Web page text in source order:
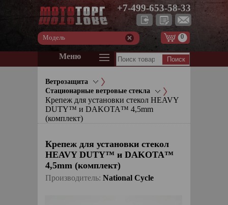
+7-499-653-58-33
Модель 0
Меню
Ветрозащита
Стационарные ветровые стекла
Крепеж для установки стекол HEAVY
DUTY™ и DAKOTA™ 4,5mm
(комплект)
Крепеж для установки стекол
HEAVY DUTY™ и DAKOTA™
4,5mm (комплект)
Производитель: National Cycle